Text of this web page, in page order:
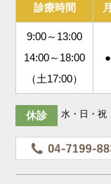
診療時間 月
9:00～13:00
14:00～18:00
（土17:00）
●
休診 水・日・祝